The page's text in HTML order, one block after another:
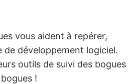
vous aident à repérer,
de développement logiciel.
outils de suivi des bogues
!